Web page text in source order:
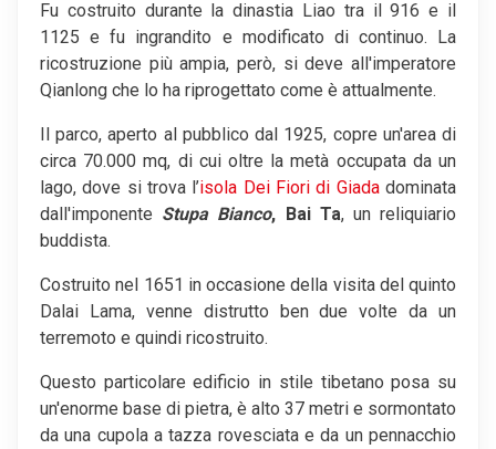
Fu costruito durante la dinastia Liao tra il 916 e il
1125 e fu ingrandito e modificato di continuo. La
ricostruzione più ampia, però, si deve all'imperatore
Qianlong che lo ha riprogettato come è attualmente.
Il parco, aperto al pubblico dal 1925, copre un'area di
circa 70.000 mq, di cui oltre la metà occupata da un
lago, dove si trova l’isola Dei Fiori di Giadadominata
dall'imponente Stupa Bianco, Bai Ta, un reliquiario
buddista.
Costruito nel 1651 in occasione della visita del quinto
Dalai Lama, venne distrutto ben due volte da un
terremoto e quindi ricostruito.
Questo particolare edificio in stile tibetano posa su
un'enorme base di pietra, è alto 37 metri e sormontato
da una cupola a tazza rovesciata e da un pennacchio